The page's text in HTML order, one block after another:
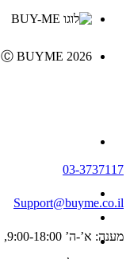
Ⓒ BUYME 2026
03-3737117
Support@buyme.co.il
מענה: א’-ה’ 9:00-18:00, ו’ וערבי חג 9:00-13:00